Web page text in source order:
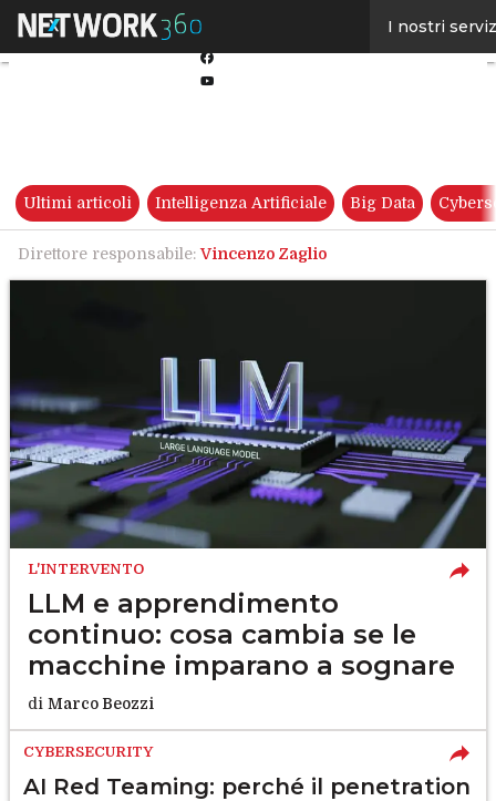
I nostri
Facebook
Ultimi articoli Intelligenza Artificiale Big Data
Direttore responsabile: Vincenzo Zaglio
L'INTERVENTO
LLM e apprendimento
continuo: cosa cambia se le
macchine imparano a sognare
di Marco Beozzi
CYBERSECURITY
AI Red Teaming: perché il penetration